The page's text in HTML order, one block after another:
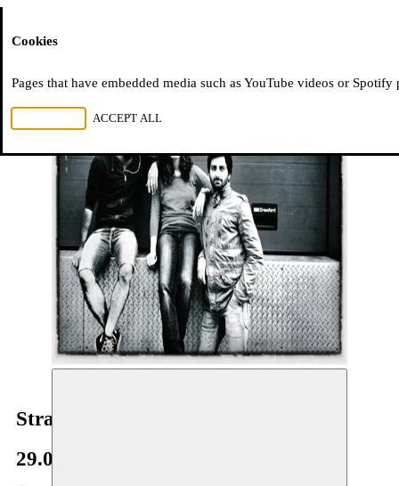
Strange Fruit
29.07–25.09.2013
Cookies
Pages that have embedded media such as YouTube videos or
ACCEPT ALL